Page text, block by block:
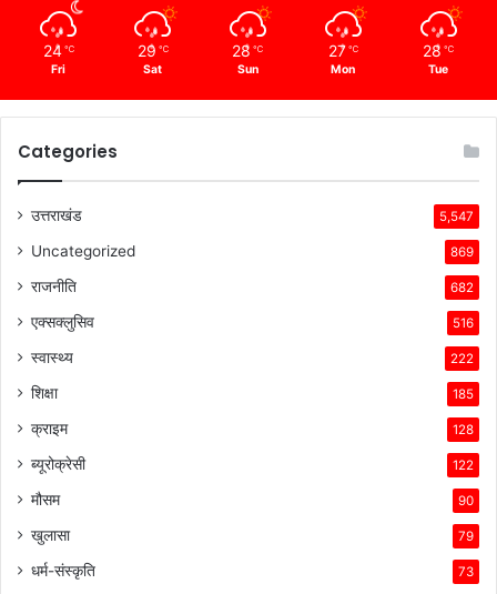
24 ℃
Fri
29 ℃
Sat
28 ℃
Sun
27 ℃
Mon
28 ℃
Tue
Categories
उत्तराखंड 5,547
Uncategorized 869
राजनीति 682
एक्सक्लुसिव 516
स्वास्थ्य 222
शिक्षा 185
क्राइम 128
ब्यूरोक्रेसी 122
मौसम 90
खुलासा 79
धर्म-संस्कृति 73